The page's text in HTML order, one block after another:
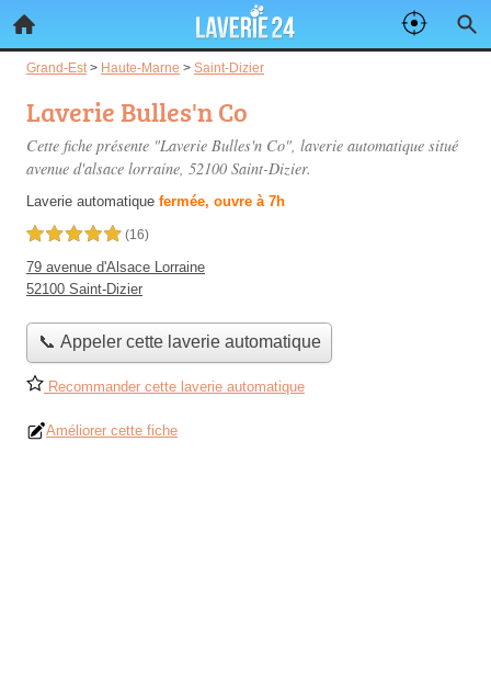
Grand-Est > Haute-Marne > Saint-Dizier
Laverie Bulles'n Co
Cette fiche présente "Laverie Bulles'n Co", laverie automatique situé
avenue d'alsace lorraine, 52100 Saint-Dizier.
Laverie automatique fermée, ouvre à 7h
5,0 étoiles sur 5 (16)
79 avenue d'Alsace Lorraine
52100 Saint-Dizier
📞 Appeler cette laverie automatique
Recommander cette laverie automatique
Améliorer cette fiche